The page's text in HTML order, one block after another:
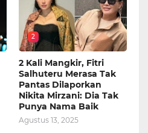
2
2 Kali Mangkir, Fitri
Salhuteru Merasa Tak
Pantas Dilaporkan
Nikita Mirzani: Dia Tak
Punya Nama Baik
Agustus 13, 2025